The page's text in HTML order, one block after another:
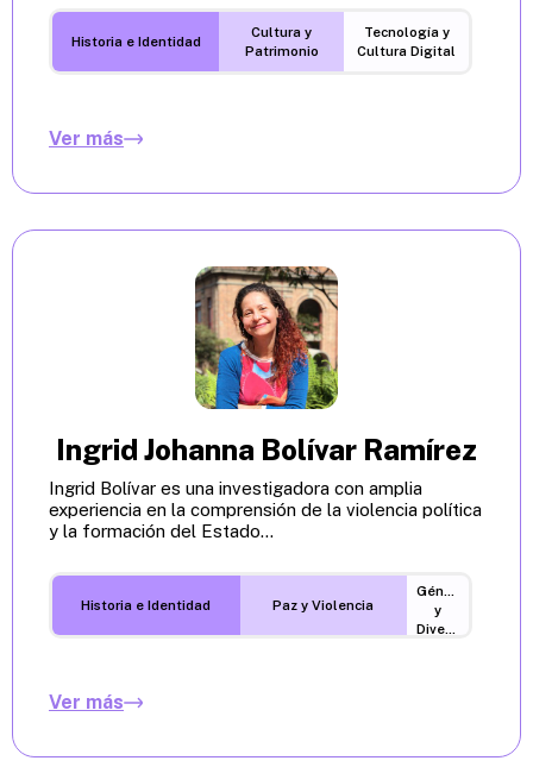
Historia e Identidad
Cultura y
Patrimonio
Tecnología y
Cultura Digital
Ver más
Ingrid Johanna Bolívar Ramírez
Ingrid Bolívar es una investigadora con amplia
experiencia en la comprensión de la violencia política
y la formación del Estado...
Historia e Identidad Paz y Violencia
Género
y
Diversidades
Ver más